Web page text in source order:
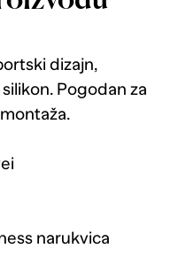
dizajn,
Pogodan za
narukvica